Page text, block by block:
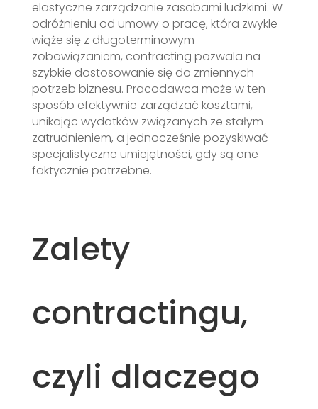
elastyczne zarządzanie zasobami ludzkimi. W
odróżnieniu od umowy o pracę, która zwykle
wiąże się z długoterminowym
zobowiązaniem, contracting pozwala na
szybkie dostosowanie się do zmiennych
potrzeb biznesu. Pracodawca może w ten
sposób efektywnie zarządzać kosztami,
unikając wydatków związanych ze stałym
zatrudnieniem, a jednocześnie pozyskiwać
specjalistyczne umiejętności, gdy są one
faktycznie potrzebne.
Zalety
contractingu,
czyli dlaczego